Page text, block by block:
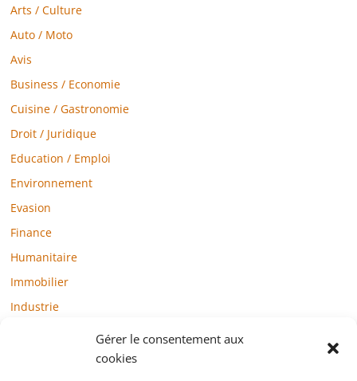
Gérer le consentement aux
cookies
Arts / Culture
Auto / Moto
Avis
Business / Economie
Cuisine / Gastronomie
Droit / Juridique
Education / Emploi
Environnement
Evasion
Finance
Humanitaire
Immobilier
Industrie